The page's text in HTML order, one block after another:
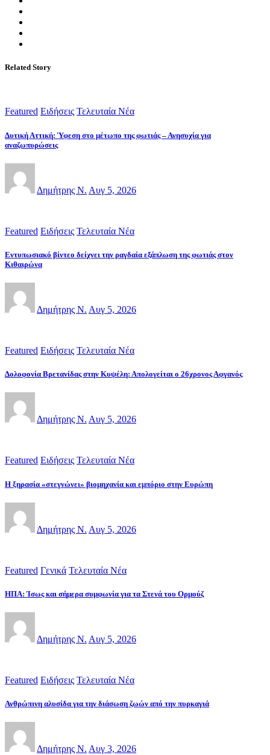
Related Story
Featured Ειδήσεις Τελευταία Νέα
Δυτική Αττική: Ύφεση στο μέτωπο της φωτιάς – Ανησυχία για
αναζωπυρώσεις
Δημήτρης Ν. Αυγ 5, 2026
Featured Ειδήσεις Τελευταία Νέα
Εντυπωσιακό βίντεο δείχνει την ραγδαία εξάπλωση της φωτιάς στον
Κιθαιρώνα
Δημήτρης Ν. Αυγ 5, 2026
Featured Ειδήσεις Τελευταία Νέα
Δολοφονία Βρετανίδας στην Κυψέλη: Απολογείται ο 26χρονος Αφγανός
Δημήτρης Ν. Αυγ 5, 2026
Featured Ειδήσεις Τελευταία Νέα
Η ξηρασία «στεγνώνει» βιομηχανία και εμπόριο στην Ευρώπη
Δημήτρης Ν. Αυγ 5, 2026
Featured Γενικά Τελευταία Νέα
ΗΠΑ: Ίσως και σήμερα συμφωνία για τα Στενά του Ορμούζ
Δημήτρης Ν. Αυγ 5, 2026
Featured Ειδήσεις Τελευταία Νέα
Ανθρώπινη αλυσίδα για την διάσωση ζωών από την πυρκαγιά
Δημήτρης Ν. Αυγ 3, 2026